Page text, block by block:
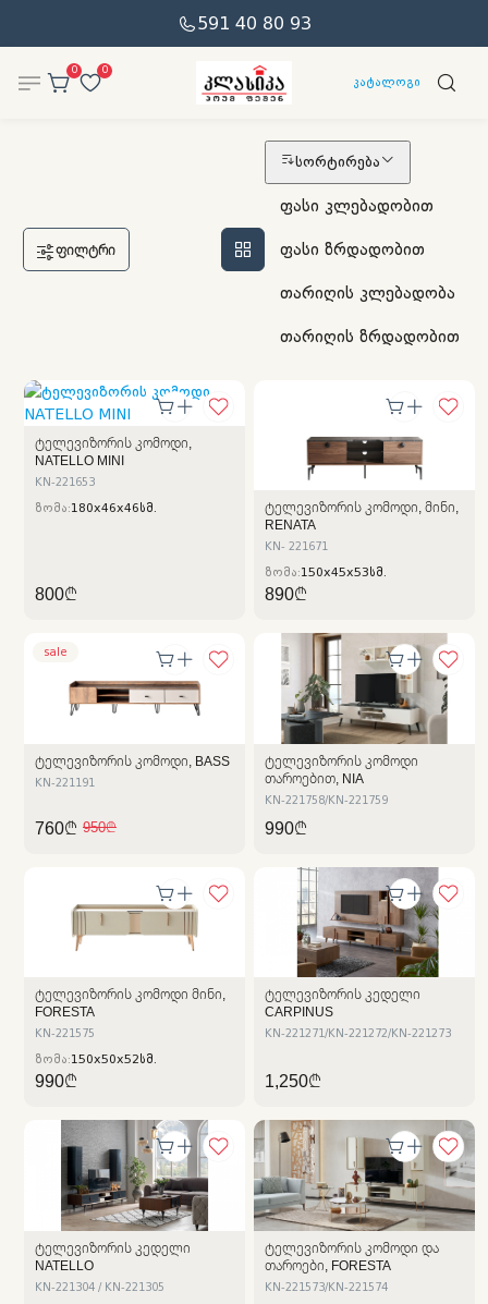
591 40 80 93
0 0
კატალოგი
ᲤᲘᲚᲢᲠᲘ
სორტირება
ფასი კლებადობით
ფასი ზრდადობით
თარიღის კლებადობა
თარიღის ზრდადობით
ᲢᲔᲚᲔᲕᲘᲖᲝᲠᲘᲡ ᲙᲝᲛᲝᲓᲘ,
NATELLO MINI
KN-221653
ზომა:180x46x46სმ.
800₾
ᲢᲔᲚᲔᲕᲘᲖᲝᲠᲘᲡ ᲙᲝᲛᲝᲓᲘ, ᲛᲘᲜᲘ,
RENATA
KN- 221671
ზომა:150x45x53სმ.
890₾
sale
ᲢᲔᲚᲔᲕᲘᲖᲝᲠᲘᲡ ᲙᲝᲛᲝᲓᲘ, BASS
KN-221191
760₾ 950₾
ᲢᲔᲚᲔᲕᲘᲖᲝᲠᲘᲡ ᲙᲝᲛᲝᲓᲘ
ᲗᲐᲠᲝᲔᲑᲘᲗ, NIA
KN-221758/KN-221759
990₾
ᲢᲔᲚᲔᲕᲘᲖᲝᲠᲘᲡ ᲙᲝᲛᲝᲓᲘ ᲛᲘᲜᲘ,
FORESTA
KN-221575
ზომა:150x50x52სმ.
990₾
ᲢᲔᲚᲔᲕᲘᲖᲝᲠᲘᲡ ᲙᲔᲓᲔᲚᲘ
CARPINUS
KN-221271/KN-221272/KN-221273
1,250₾
ᲢᲔᲚᲔᲕᲘᲖᲝᲠᲘᲡ ᲙᲔᲓᲔᲚᲘ
NATELLO
KN-221304 / KN-221305
ᲢᲔᲚᲔᲕᲘᲖᲝᲠᲘᲡ ᲙᲝᲛᲝᲓᲘ ᲓᲐ
ᲗᲐᲠᲝᲔᲑᲘ, FORESTA
KN-221573/KN-221574